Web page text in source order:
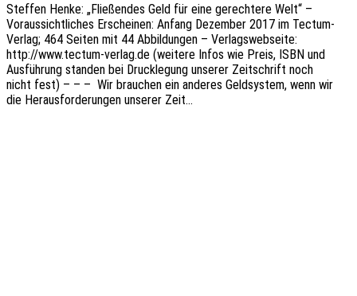
Stef­fen Henke: „Flie­ßen­des Geld für eine gerech­te­re Welt“ –
Voraus­sicht­li­ches Erschei­nen: Anfang Dezem­ber 2017 im Tectum-
Verlag; 464 Seiten mit 44 Abbil­dun­gen – Verlags­web­sei­te:
http://www.tectum-verlag.de (weite­re Infos wie Preis, ISBN und
Ausfüh­rung stan­den bei Druck­le­gung unse­rer Zeit­schrift noch
nicht fest) – – – Wir brau­chen ein ande­res Geld­sys­tem, wenn wir
die Heraus­for­de­run­gen unse­rer Zeit…